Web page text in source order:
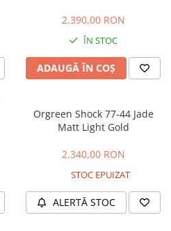
2.390,00 RON
ÎN STOC
ADAUGĂ ÎN COȘ
Orgreen Shock 77-44 Jade
Matt Light Gold
2.340,00 RON
STOC EPUIZAT
ALERTĂ STOC